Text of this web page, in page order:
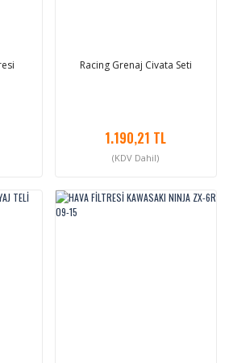
Racing Grenaj Civata Seti
1.190,21 TL
(KDV Dahil)